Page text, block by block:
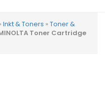
Inkt & Toners » Toner &
Toner Cartridge